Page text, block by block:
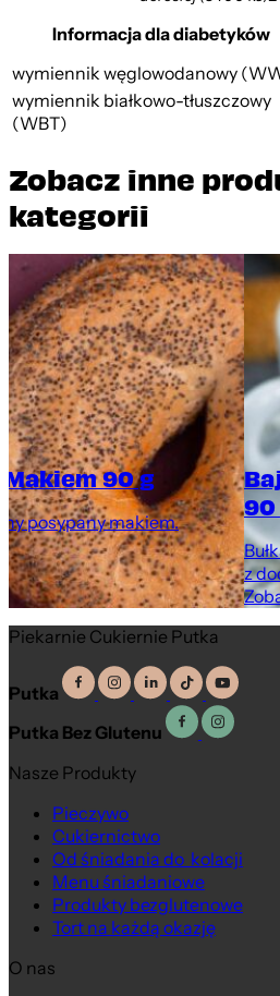
Informacja dla diabetyków
wymiennik węglowodanowy
wymiennik białkowo-tłuszczowy
(WBT)
Zobacz inne
kategorii
90 g
posypany makiem.
90
z
Piekarnie Cukiernie Putka
Putka
Putka Bez Glutenu
Nasze Produkty
Pieczywo
Cukiernictwo
Od śniadania do kolacji
Menu śniadaniowe
Produkty bezglutenowe
Tort na każdą okazję
O nas